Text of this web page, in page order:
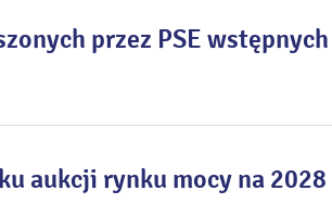
przez PSE
aukcji rynku mocy na